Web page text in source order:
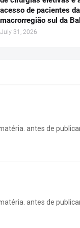
acesso de pacientes da
macrorregião sul da
July 31, 2026
antes de
antes de